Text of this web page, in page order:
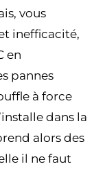
vous
inefficacité,
en
pannes
à force
dans la
alors des
il ne faut